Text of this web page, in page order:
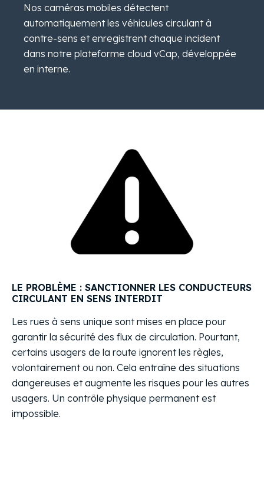
Nos caméras mobiles détectent
automatiquement les véhicules circulant à
contre-sens et enregistrent chaque incident
dans notre plateforme cloud vCap, développée
en interne.
LE PROBLÈME : SANCTIONNER LES CONDUCTEURS
CIRCULANT EN SENS INTERDIT
Les rues à sens unique sont mises en place pour
garantir la sécurité des flux de circulation. Pourtant,
certains usagers de la route ignorent les règles,
volontairement ou non. Cela entraîne des situations
dangereuses et augmente les risques pour les autres
usagers. Un contrôle physique permanent est
impossible.